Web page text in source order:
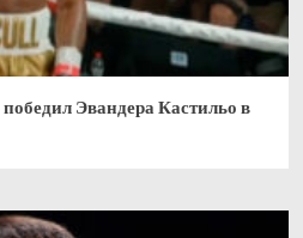
Эвандера Кастильо в